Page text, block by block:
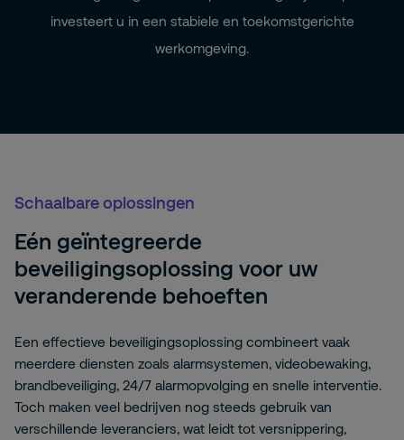
Transparant maandelijks abonnement zonder
Jaarlijkse evaluaties om in te spelen op
veranderende behoeften
investeert u in een stabiele en toekomstgerichte
werkomgeving.
Schaalbare oplossingen
Eén geïntegreerde
beveiligingsoplossing voor uw
veranderende behoeften
Een effectieve beveiligingsoplossing combineert vaak
meerdere diensten zoals alarmsystemen, videobewaking,
brandbeveiliging, 24/7 alarmopvolging en snelle interventie.
Toch maken veel bedrijven nog steeds gebruik van
verschillende leveranciers, wat leidt tot versnippering,